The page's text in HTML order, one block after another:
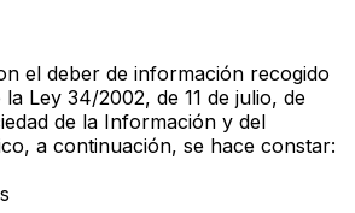
el deber de información recogido
Ley 34/2002, de 11 de julio, de
de la Información y del
a continuación, se hace constar: